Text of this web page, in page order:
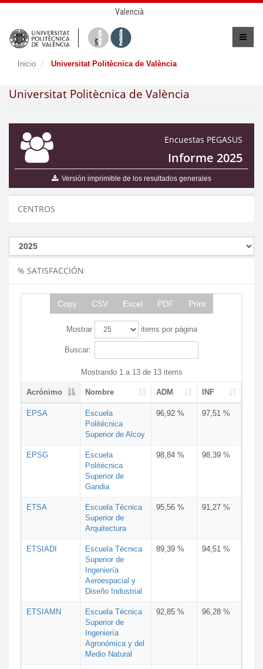
Valencià
Inicio Universitat Politècnica de València
Universitat Politècnica de València
Encuestas PEGASUS
Informe 2025
Versión imprimible de los resultados generales
CENTROS
% SATISFACCIÓN
Copy CSV Excel PDF Print
Mostrar items por página
Buscar:
Mostrando 1 a 13 de 13 items
Acrónimo Nombre ADM INF
EPSA
Escuela
Politécnica
Superior de Alcoy
96,92 % 97,51 %
EPSG
Escuela
Politécnica
Superior de
Gandia
98,84 % 98,39 %
ETSA
Escuela Técnica
Superior de
Arquitectura
95,56 % 91,27 %
ETSIADI
Escuela Técnica
Superior de
Ingeniería
Aeroespacial y
Diseño Industrial
89,39 % 94,51 %
ETSIAMN
Escuela Técnica
Superior de
Ingeniería
Agronómica y del
Medio Natural
92,85 % 96,28 %